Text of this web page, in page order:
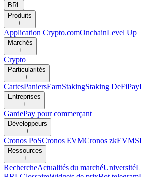
BRL
Produits
+
Application Crypto.comOnchainLevel Up
Marchés
+
Crypto
Particularités
+
CartesPaniersEarnStakingStaking DeFiPay
Entreprises
+
GardePay pour commerçant
Développeurs
+
Cronos PoSCronos EVMCronos zkEVM
Ressources
+
RechercheActualités du marchéUniversité